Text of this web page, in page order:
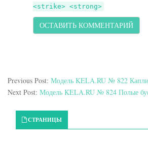
<strike> <strong>
Previous Post: Модель KELA.RU № 822
Next Post: Модель KELA.RU № 824 Полые
Primary Sidebar
СТРАНИЦЫ